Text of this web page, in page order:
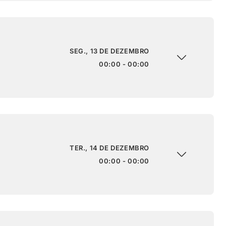
SEG., 13 DE DEZEMBRO
00:00 - 00:00
TER., 14 DE DEZEMBRO
00:00 - 00:00